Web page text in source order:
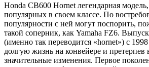
Honda CB600 Hornet легендарная
популярных в своем классе. По
популярности с ней могут поспорить,
такой соперник, как Yamaha FZ6.
(именно так переводится «hornet») c
долгую жизнь на конвейере и претерпев
значительные изменения. Первое